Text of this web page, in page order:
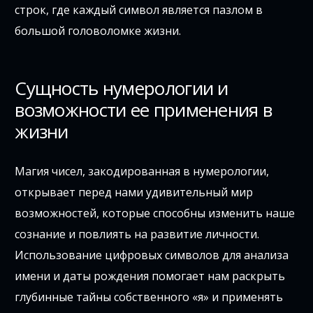
строк, где каждый символ является пазлом в
большой головоломке жизни.
Сущность нумерологии и
возможности ее применения в
жизни
Магия чисел, закодированная в нумерологии,
открывает перед нами удивительный мир
возможностей, которые способны изменить наше
сознание и повлиять на развитие личности.
Использование цифровых символов для анализа
имени и даты рождения помогает нам раскрыть
глубинные тайны собственного «я» и применять